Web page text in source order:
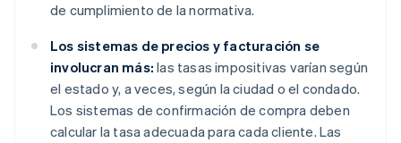
de cumplimiento de la normativa.
Los sistemas de precios y facturación se
involucran más: las tasas impositivas varían según
el estado y, a veces, según la ciudad o el condado.
Los sistemas de confirmación de compra deben
calcular la tasa adecuada para cada cliente. Las